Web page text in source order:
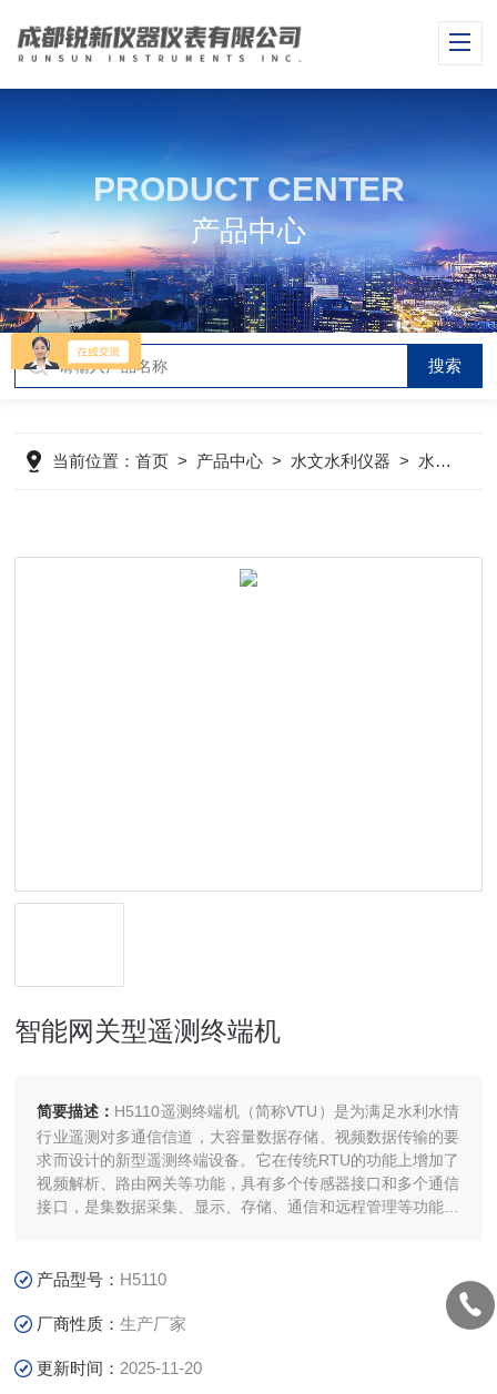
PRODUCT CENTER
产品中心
当前位置：首页 > 产品中心 > 水文水利仪器 > 水文遥测设备
智能网关型遥测终端机
简要描述： H5110遥测终端机（简称VTU）是为满足水利水情
行业遥测对多通信信道，大容量数据存储、视频数据传输的要
求而设计的新型遥测终端设备。它在传统RTU的功能上增加了
视频解析、路由网关等功能，具有多个传感器接口和多个通信
接口，是集数据采集、显示、存储、通信和远程管理等功能于
产品型号： H5110
厂商性质：生产厂家
更新时间： 2025-11-20